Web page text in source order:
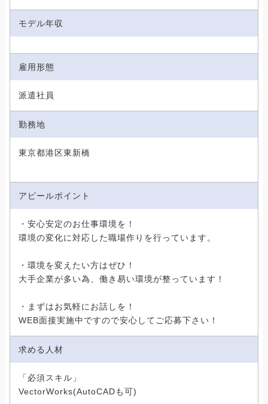
モデル年収
雇用形態
派遣社員
勤務地
東京都港区東新橋
アピールポイント
・安心安定のお仕事環境を！
環境の変化に対応した職場作りを行っています。
・環境を変えたい方はぜひ！
大手企業が多い為、働き易い環境が整っています！
・まずはお気軽にお話しを！
WEB面接実施中ですので安心してご応募下さい！
求める人材
「必須スキル」
VectorWorks(AutoCADも可)